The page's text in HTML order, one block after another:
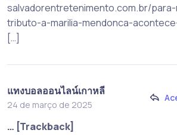
salvadorentretenimento.com.br/
tributo-a-marilia-mendonca-
[…]
แทงบอลออนไลน์เกาหลี
24 de março de 2025
… [Trackback]